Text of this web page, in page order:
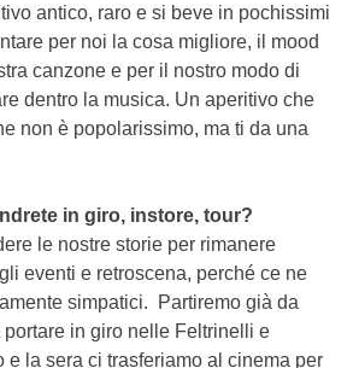
antico, raro e si beve in pochissimi
per noi la cosa migliore, il mood
canzone e per il nostro modo di
dentro la musica. Un aperitivo che
non è popolarissimo, ma ti da una
in giro, instore, tour?
le nostre storie per rimanere
eventi e retroscena, perché ce ne
simpatici. Partiremo già da
portare in giro nelle Feltrinelli e
e la sera ci trasferiamo al cinema per